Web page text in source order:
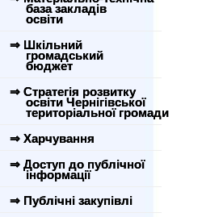
база закладів
освіти
⇒ Шкільний
громадський
бюджет
⇒ Стратегія розвитку
освіти Чернігівської
територіальної громади
⇒ Харчування
⇒ Доступ до публічної
інформації
⇒ Публічні закупівлі